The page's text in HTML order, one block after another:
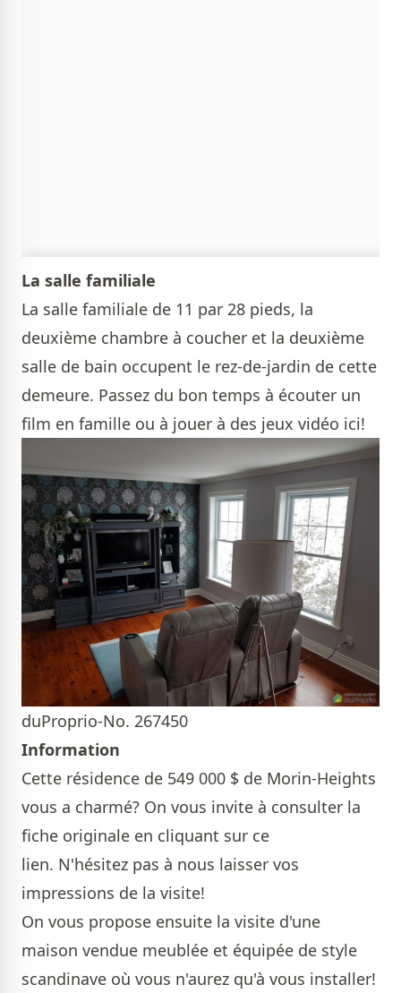
La salle familiale
La salle familiale de 11 par 28 pieds, la
deuxième chambre à coucher et la deuxième
salle de bain occupent le rez-de-jardin de cette
demeure. Passez du bon temps à écouter un
film en famille ou à jouer à des jeux vidéo ici!
duProprio-No. 267450
Information
Cette résidence de 549 000 $ de Morin-Heights
vous a charmé? On vous invite à consulter la
fiche originale en cliquant sur ce
lien. N'hésitez pas à nous laisser vos
impressions de la visite!
On vous propose ensuite la visite d'une
maison vendue meublée et équipée de style
scandinave où vous n'aurez qu'à vous installer!